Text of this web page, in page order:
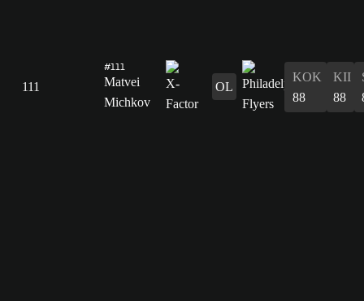
111
#111
Matvei
Michkov
OL
KOK
88
KII
88